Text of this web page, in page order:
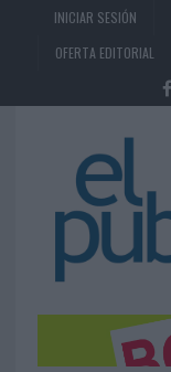
INICIAR SESIÓN
OFERTA EDITORIAL